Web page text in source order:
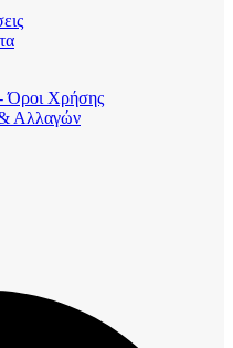
Όροι Χρήσης
Αλλαγών